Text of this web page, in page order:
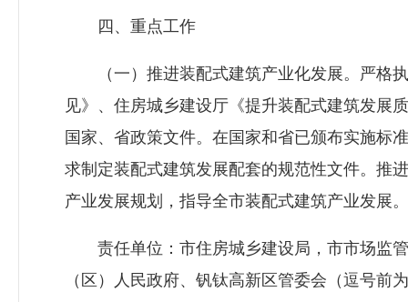
四、重点工作
（一）推进装配式建筑产业化发展。严格执
见》、住房城乡建设厅《提升装配式建筑发展
国家、省政策文件。在国家和省已颁布实施标
求制定装配式建筑发展配套的规范性文件。推
产业发展规划，指导全市装配式建筑产业发展。
责任单位：市住房城乡建设局 ，市市场监
（区）人民政府、钒钛高新区管委会（逗号